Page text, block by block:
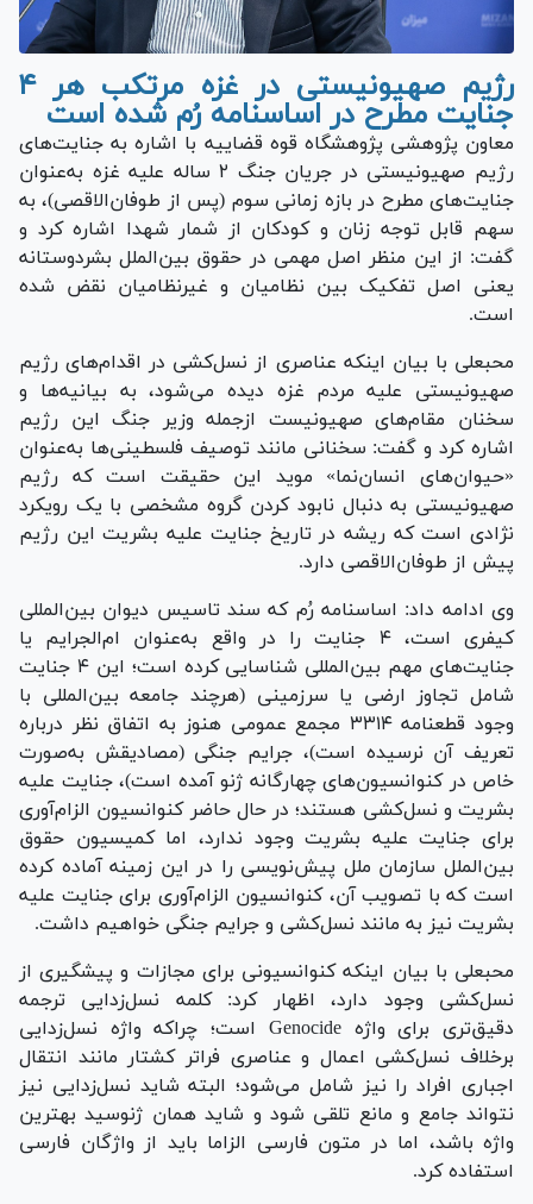
رژیم صهیونیستی در غزه مرتکب هر ۴
جنایت مطرح در اساسنامه رُم شده است
معاون پژوهشی پژوهشگاه قوه قضاییه با اشاره به جنایت‌های
رژیم صهیونیستی در جریان جنگ ۲ ساله علیه غزه به‌عنوان
جنایت‌های مطرح در بازه زمانی سوم (پس از طوفان‌الاقصی)، به
سهم قابل توجه زنان و کودکان از شمار شهدا اشاره کرد و
گفت: از این منظر اصل مهمی در حقوق بین‌الملل بشردوستانه
یعنی اصل تفکیک بین نظامیان و غیرنظامیان نقض شده
است.
محبعلی با بیان اینکه عناصری از نسل‌کشی در اقدام‌های رژیم
صهیونیستی علیه مردم غزه دیده می‌شود، به بیانیه‌ها و
سخنان مقام‌های صهیونیست ازجمله وزیر جنگ این رژیم
اشاره کرد و گفت: سخنانی مانند توصیف فلسطینی‌ها به‌عنوان
«حیوان‌های انسان‌نما» موید این حقیقت است که رژیم
صهیونیستی به دنبال نابود کردن گروه مشخصی با یک رویکرد
نژادی است که ریشه در تاریخ جنایت علیه بشریت این رژیم
پیش از طوفان‌الاقصی دارد.
وی ادامه داد: اساسنامه رُم که سند تاسیس دیوان بین‌المللی
کیفری است، ۴ جنایت را در واقع به‌عنوان ام‌الجرایم یا
جنایت‌های مهم بین‌المللی شناسایی کرده است؛ این ۴ جنایت
شامل تجاوز ارضی یا سرزمینی (هرچند جامعه بین‌المللی با
وجود قطعنامه ۳۳۱۴ مجمع عمومی هنوز به اتفاق نظر درباره
تعریف آن نرسیده است)، جرایم جنگی (مصادیقش به‌صورت
خاص در کنوانسیون‌های چهارگانه ژنو آمده است)، جنایت علیه
بشریت و نسل‌کشی هستند؛ در حال حاضر کنوانسیون الزام‌آوری
برای جنایت علیه بشریت وجود ندارد، اما کمیسیون حقوق
بین‌الملل سازمان ملل پیش‌نویسی را در این زمینه آماده کرده
است که با تصویب آن، کنوانسیون الزام‌آوری برای جنایت علیه
بشریت نیز به مانند نسل‌کشی و جرایم جنگی خواهیم داشت.
محبعلی با بیان اینکه کنوانسیونی برای مجازات و پیشگیری از
نسل‌کشی وجود دارد، اظهار کرد: کلمه نسل‌زدایی ترجمه
دقیق‌تری برای واژه Genocide است؛ چراکه واژه نسل‌زدایی
برخلاف نسل‌کشی اعمال و عناصری فراتر کشتار مانند انتقال
اجباری افراد را نیز شامل می‌شود؛ البته شاید نسل‌زدایی نیز
نتواند جامع و مانع تلقی شود و شاید همان ژنوسید بهترین
واژه باشد، اما در متون فارسی الزاما باید از واژگان فارسی
استفاده کرد.